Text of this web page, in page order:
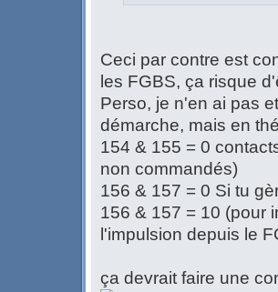
Ceci par contre est
les FGBS, ça risque
Perso, je n'en ai pas
démarche, mais en
154 & 155 = 0
non commandés)
156 & 157 = 0 Si tu
156 & 157 = 10 (pour
l'impulsion depuis le
ça devrait faire une